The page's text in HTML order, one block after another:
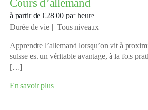
Cours d’allemand
à partir de €28.00 par heure
Durée de vie
Tous niveaux
Apprendre l’allemand lorsqu’on vit à
suisse est un véritable avantage, à la fois
[…]
En savoir plus